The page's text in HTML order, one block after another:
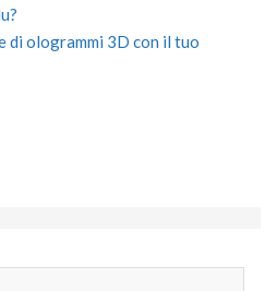
di ologrammi 3D con il tuo